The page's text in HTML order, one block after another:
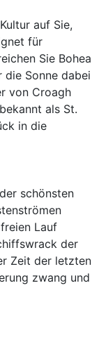
auf Sie,
für
Sie Bohea
die Sonne dabei
von Croagh
als St.
in die
schönsten
Lauf
der
Zeit der letzten
zwang und